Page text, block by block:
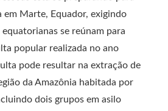
em Marte, Equador, exigindo
se reúnam para
popular realizada no ano
pode resultar na extração de
da Amazônia habitada por
dois grupos em asilo